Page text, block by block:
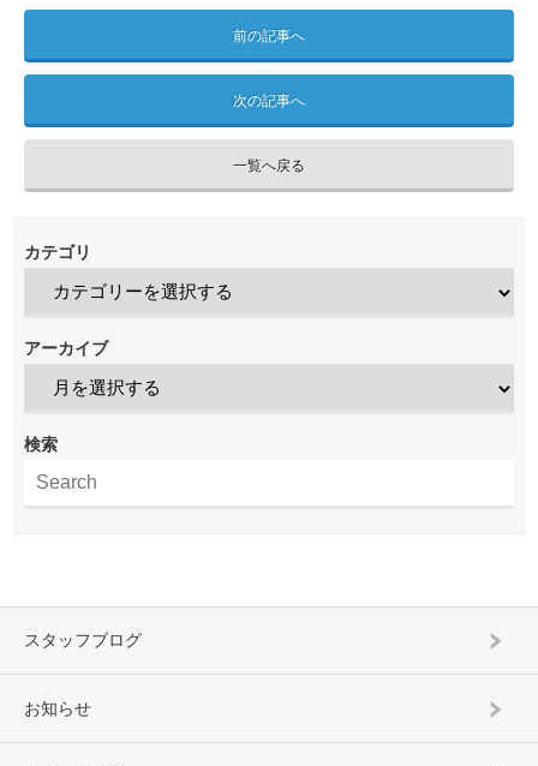
前の記事へ
次の記事へ
一覧へ戻る
カテゴリ
アーカイブ
検索
スタッフブログ
お知らせ